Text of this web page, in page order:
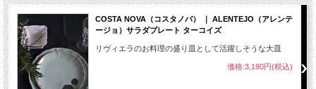
COSTA NOVA（コスタノバ） ｜ ALENTEJO（アレンテ
ージョ）サラダプレート ターコイズ
リヴィエラのお料理の盛り皿として活躍しそうな大皿
価格:3,190円(税込)